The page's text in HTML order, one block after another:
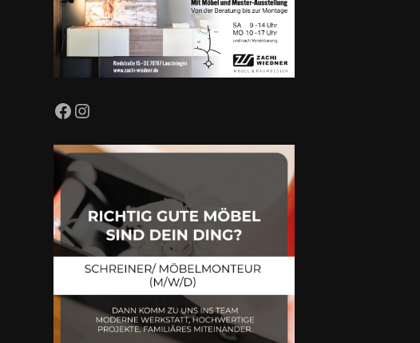
Facebook
Instagram